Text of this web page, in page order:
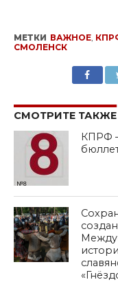
МЕТКИ ВАЖНОЕ,
СМОЛЕНСК
СМОТРИТЕ ТАКЖЕ
КПРФ